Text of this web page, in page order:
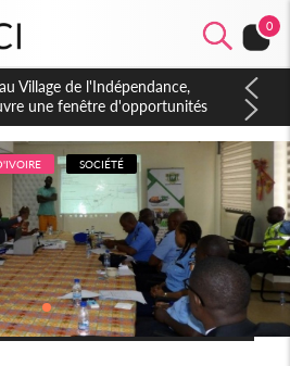
0
après la fronde, les agents
accord avec la direction sur les
SOCIÉTÉ